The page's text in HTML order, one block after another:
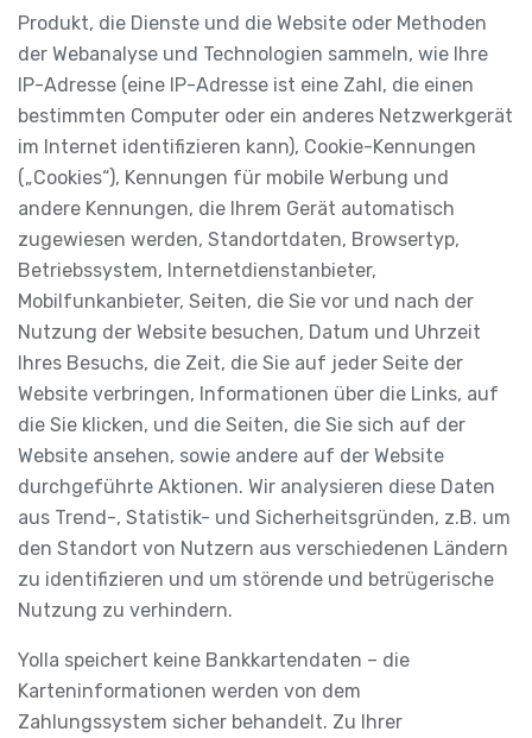
Produkt, die Dienste und die Website oder Methoden
der Webanalyse und Technologien sammeln, wie Ihre
IP-Adresse (eine IP-Adresse ist eine Zahl, die einen
bestimmten Computer oder ein anderes Netzwerkgerät
im Internet identifizieren kann), Cookie-Kennungen
(„Cookies“), Kennungen für mobile Werbung und
andere Kennungen, die Ihrem Gerät automatisch
zugewiesen werden, Standortdaten, Browsertyp,
Betriebssystem, Internetdienstanbieter,
Mobilfunkanbieter, Seiten, die Sie vor und nach der
Nutzung der Website besuchen, Datum und Uhrzeit
Ihres Besuchs, die Zeit, die Sie auf jeder Seite der
Website verbringen, Informationen über die Links, auf
die Sie klicken, und die Seiten, die Sie sich auf der
Website ansehen, sowie andere auf der Website
durchgeführte Aktionen. Wir analysieren diese Daten
aus Trend-, Statistik- und Sicherheitsgründen, z.B. um
den Standort von Nutzern aus verschiedenen Ländern
zu identifizieren und um störende und betrügerische
Nutzung zu verhindern.
Yolla speichert keine Bankkartendaten – die
Karteninformationen werden von dem
Zahlungssystem sicher behandelt. Zu Ihrer